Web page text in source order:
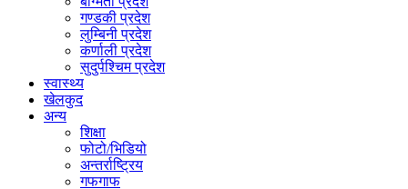
गण्डकी प्रदेश
लुम्बिनी प्रदेश
कर्णाली प्रदेश
सुदुर्पश्चिम प्रदेश
स्वास्थ्य
खेलकुद
अन्य
शिक्षा
फोटो/भिडियो
अन्तर्राष्ट्रिय
गफगाफ